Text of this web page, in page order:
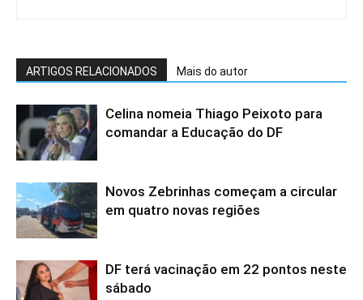
ARTIGOS RELACIONADOS Mais do autor
Celina nomeia Thiago Peixoto para
comandar a Educação do DF
Novos Zebrinhas começam a circular
em quatro novas regiões
DF terá vacinação em 22 pontos neste
sábado